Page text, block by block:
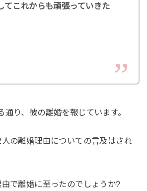
てこれからも頑張っていきた
通り、彼の離婚を報じています。
人の離婚理由についての言及はされ
で離婚に至ったのでしょうか?